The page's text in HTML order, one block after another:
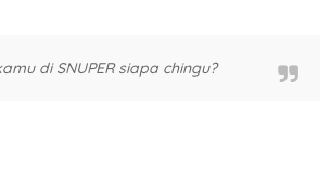
di SNUPER siapa chingu?